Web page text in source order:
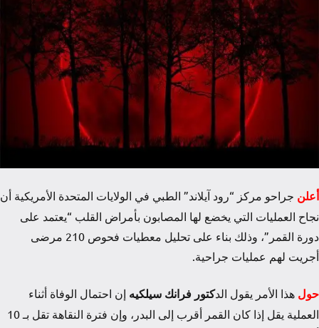
أعلن جراحو مركز “رود آيلاند” الطبي في الولايات المتحدة الأمريكية أن
نجاح العمليات التي يخضع لها المصابون بأمراض القلب “يعتمد على
دورة القمر”، وذلك بناء على تحليل معطيات فحوص 210 مرضى
أجريت لهم عمليات جراحية.
حول هذا الأمر يقول الدكتور فرانك سيلكيه إن احتمال الوفاة أثناء
العملية يقل إذا كان القمر أقرب إلى البدر، وإن فترة النقاهة تقل بـ 10